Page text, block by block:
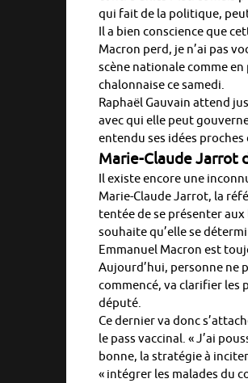
qui fait de la politique,
Il a bien conscience que
Macron perd, je n’ai pas
scène nationale comme
chalonnaise ce samedi.
Raphaël Gauvain attend
avec qui elle peut
entendu ses idées proches
Marie-Claude Jarrot
Il existe encore une
Marie-Claude Jarrot, la
tentée de se présenter aux
souhaite qu’elle se
Emmanuel Macron est
Aujourd’hui, personne ne
commencé, va clarifier les
député.
Ce dernier va donc
le pass vaccinal. « J’ai
bonne, la stratégie à
« intégrer les malades du